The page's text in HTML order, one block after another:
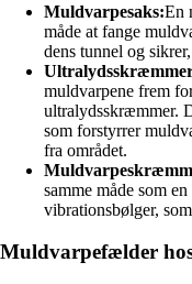
Muldvarpesaks:En
måde at fange
dens tunnel og
muldvarpene frem
ultralydsskræmmer.
som forstyrrer
fra området.
samme måde som
vibrationsbølger,
Muldvarpefælder